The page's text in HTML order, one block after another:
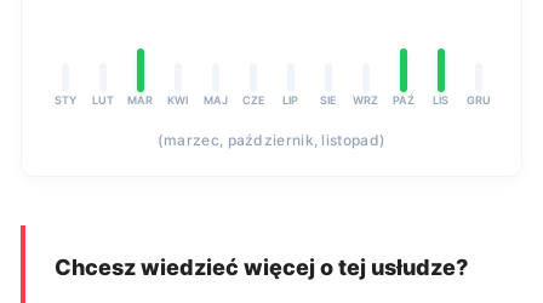
STY LUT MAR KWI MAJ CZE LIP SIE WRZ PAŹ LIS GRU
(marzec, październik, listopad)
Chcesz wiedzieć więcej o tej usłudze?